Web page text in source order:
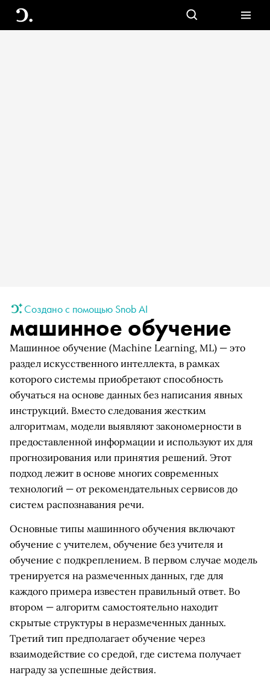
Создано с помощью Snob AI
машинное обучение
Машинное обучение (Machine Learning, ML) — это
раздел искусственного интеллекта, в рамках
которого системы приобретают способность
обучаться на основе данных без написания явных
инструкций. Вместо следования жестким
алгоритмам, модели выявляют закономерности в
предоставленной информации и используют их для
прогнозирования или принятия решений. Этот
подход лежит в основе многих современных
технологий — от рекомендательных сервисов до
систем распознавания речи.
Основные типы машинного обучения включают
обучение с учителем, обучение без учителя и
обучение с подкреплением. В первом случае модель
тренируется на размеченных данных, где для
каждого примера известен правильный ответ. Во
втором — алгоритм самостоятельно находит
скрытые структуры в неразмеченных данных.
Третий тип предполагает обучение через
взаимодействие со средой, где система получает
награду за успешные действия.